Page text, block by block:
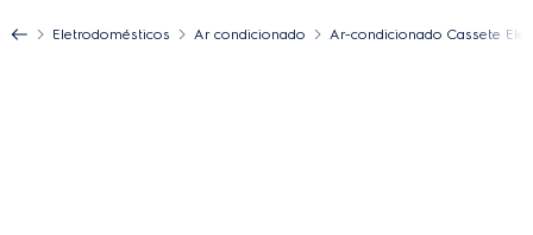
Eletrodomésticos Ar condicionado Ar-condicionado Cassete